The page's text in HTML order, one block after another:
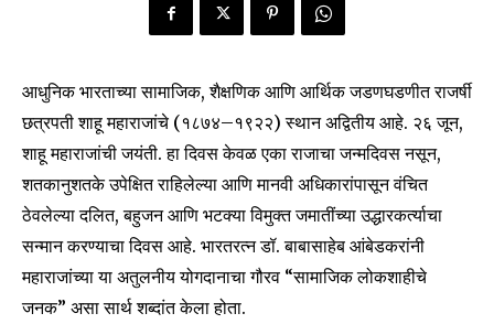
आधुनिक भारताच्या सामाजिक, शैक्षणिक आणि आर्थिक जडणघडणीत राजर्षी
छत्रपती शाहू महाराजांचे (१८७४–१९२२) स्थान अद्वितीय आहे. २६ जून,
शाहू महाराजांची जयंती. हा दिवस केवळ एका राजाचा जन्मदिवस नसून,
शतकानुशतके उपेक्षित राहिलेल्या आणि मानवी अधिकारांपासून वंचित
ठेवलेल्या दलित, बहुजन आणि भटक्या विमुक्त जमातींच्या उद्धारकर्त्याचा
सन्मान करण्याचा दिवस आहे. भारतरत्न डॉ. बाबासाहेब आंबेडकरांनी
महाराजांच्या या अतुलनीय योगदानाचा गौरव “सामाजिक लोकशाहीचे
जनक” असा सार्थ शब्दांत केला होता.